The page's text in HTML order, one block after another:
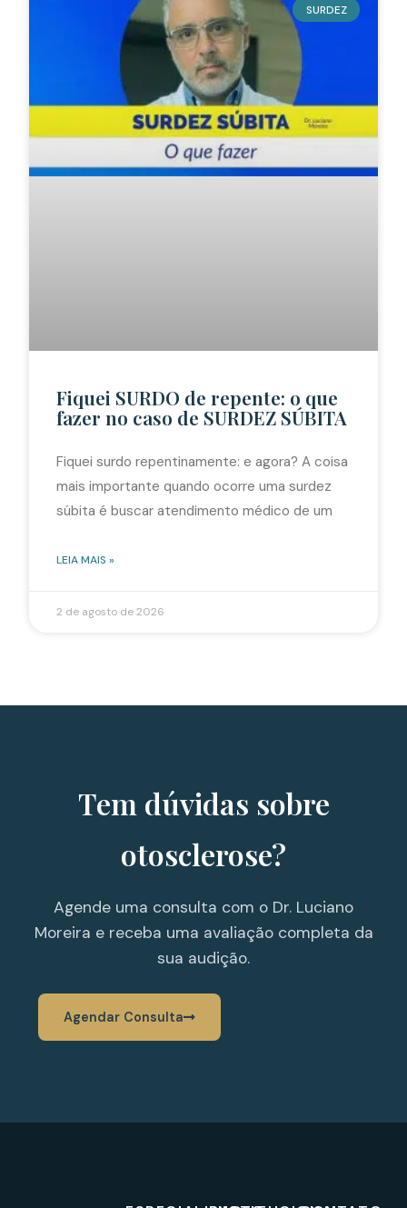
SURDEZ
Fiquei SURDO de repente: o que
fazer no caso de SURDEZ SÚBITA
Fiquei surdo repentinamente: e agora? A coisa
mais importante quando ocorre uma surdez
súbita é buscar atendimento médico de um
LEIA MAIS »
2 de agosto de 2026
Tem dúvidas sobre
otosclerose?
Agende uma consulta com o Dr. Luciano
Moreira e receba uma avaliação completa da
sua audição.
Agendar Consulta